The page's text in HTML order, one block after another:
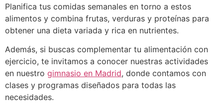
Planifica tus comidas semanales en torno a estos
alimentos y combina frutas, verduras y proteínas para
obtener una dieta variada y rica en nutrientes.
Además, si buscas complementar tu alimentación con
ejercicio, te invitamos a conocer nuestras actividades
en nuestro gimnasio en Madrid, donde contamos con
clases y programas diseñados para todas las
necesidades.